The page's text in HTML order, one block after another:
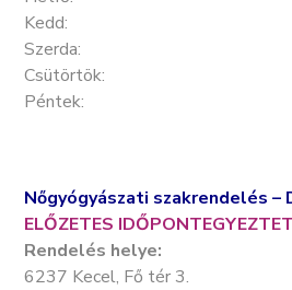
Kedd:
Szerda:
Csütörtök:
Péntek:
Nőgyógyászati szakrendelés
ELŐZETES
Rendelés helye:
6237 Kecel, Fő tér 3.